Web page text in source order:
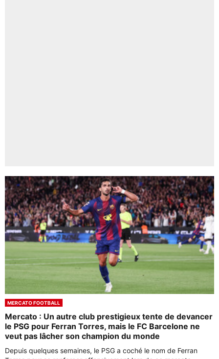
MERCATO FOOTBALL
Mercato : Un autre club prestigieux tente de devancer
le PSG pour Ferran Torres, mais le FC Barcelone ne
veut pas lâcher son champion du monde
Depuis quelques semaines, le PSG a coché le nom de Ferran